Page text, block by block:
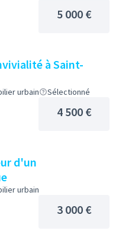
5 000 €
à Saint-
urbain Sélectionné
4 500 €
d'un
urbain
3 000 €